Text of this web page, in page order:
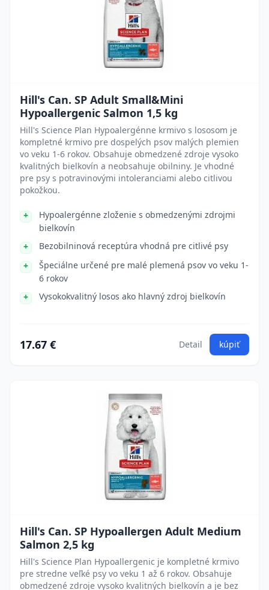
Hill's Can. SP Adult Small&Mini
Hypoallergenic Salmon 1,5 kg
Hill's Science Plan Hypoalergénne krmivo s lososom je
kompletné krmivo pre dospelých psov malých plemien
vo veku 1-6 rokov. Obsahuje obmedzené zdroje vysoko
kvalitných bielkovín a neobsahuje obilniny. Je vhodné
pre psy s potravinovými intoleranciami alebo citlivou
pokožkou.
Hypoalergénne zloženie s obmedzenými zdrojmi
bielkovín
Bezobilninová receptúra vhodná pre citlivé psy
Špeciálne určené pre malé plemená psov vo veku 1-
6 rokov
Vysokokvalitný losos ako hlavný zdroj bielkovín
17.67 € Detail kúpiť
Hill's Can. SP Hypoallergen Adult Medium
Salmon 2,5 kg
Hill's Science Plan Hypoallergenic je kompletné krmivo
pre stredne veľké psy vo veku 1 až 6 rokov. Obsahuje
obmedzené zdroje vysoko kvalitných bielkovín a je bez